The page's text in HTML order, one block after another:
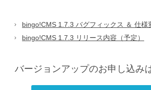
bingo!CMS 1.7.3 バグフィックス ＆ 仕様
bingo!CMS 1.7.3 リリース内容（予定）
バージョンアップのお申し込み